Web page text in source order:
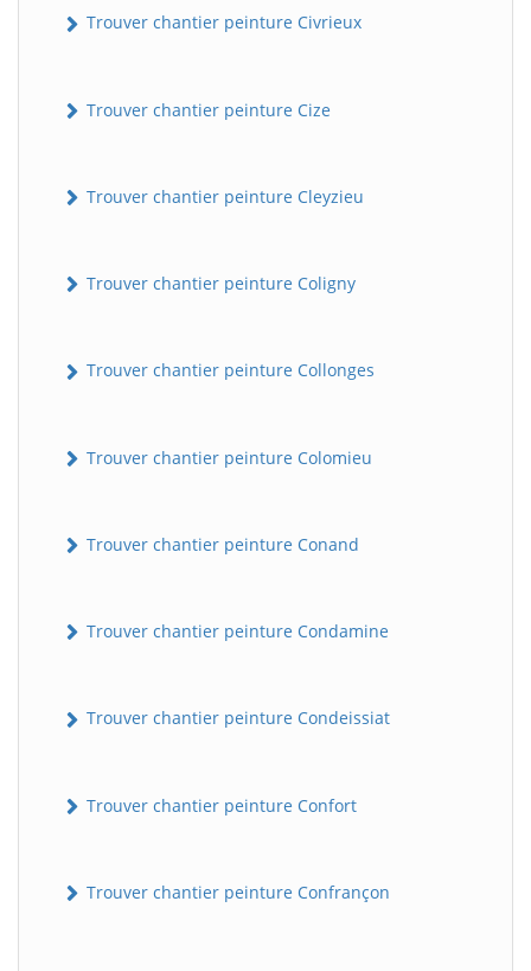
Trouver chantier peinture Civrieux
Trouver chantier peinture Cize
Trouver chantier peinture Cleyzieu
Trouver chantier peinture Coligny
Trouver chantier peinture Collonges
Trouver chantier peinture Colomieu
Trouver chantier peinture Conand
Trouver chantier peinture Condamine
Trouver chantier peinture Condeissiat
Trouver chantier peinture Confort
Trouver chantier peinture Confrançon
B BatiWebPro